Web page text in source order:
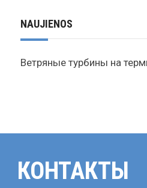
NAUJIENOS
Ветряные турбины на
КОНТАКТЫ